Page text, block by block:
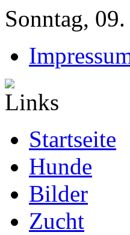
Sonntag,
Startseite
Hunde
Bilder
Zucht